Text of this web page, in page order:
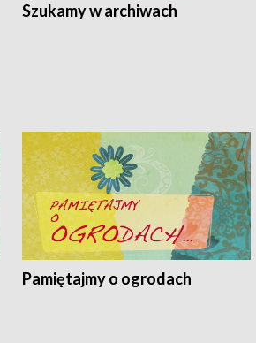
Szukamy w archiwach
Pamiętajmy o ogrodach